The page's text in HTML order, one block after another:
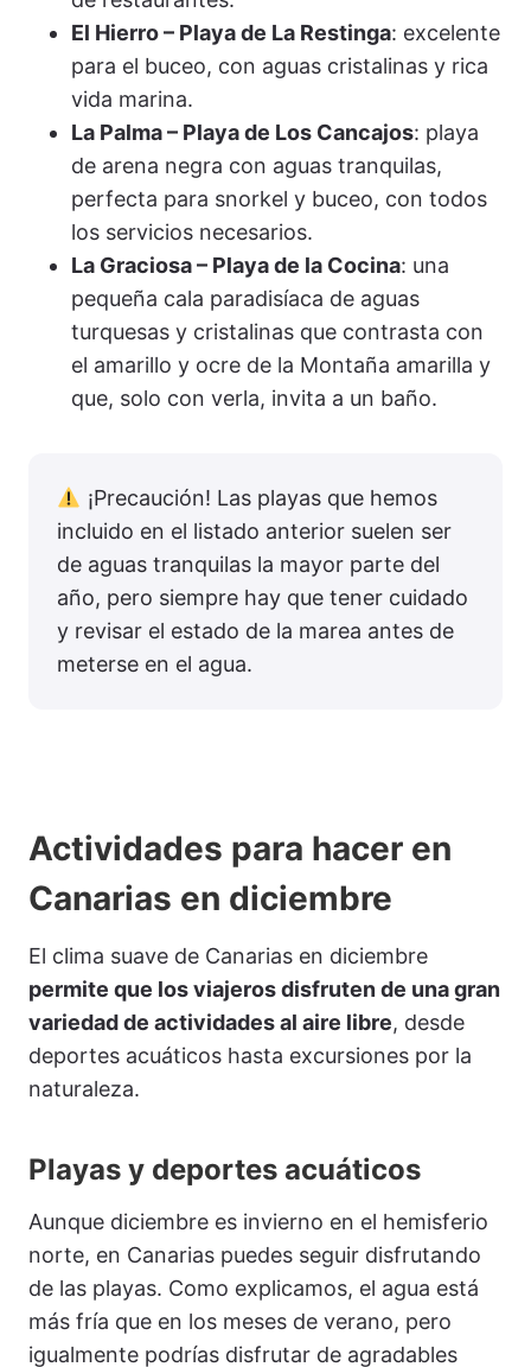
El Hierro – Playa de La Restinga: excelente
para el buceo, con aguas cristalinas y rica
vida marina.
La Palma – Playa de Los Cancajos: playa
de arena negra con aguas tranquilas,
perfecta para snorkel y buceo, con todos
los servicios necesarios.
La Graciosa – Playa de la Cocina: una
pequeña cala paradisíaca de aguas
turquesas y cristalinas que contrasta con
el amarillo y ocre de la Montaña amarilla y
que, solo con verla, invita a un baño.
¡Precaución! Las playas que hemos
incluido en el listado anterior suelen ser
de aguas tranquilas la mayor parte del
año, pero siempre hay que tener cuidado
y revisar el estado de la marea antes de
meterse en el agua.
Actividades para hacer en
Canarias en diciembre
El clima suave de Canarias en diciembre
permite que los viajeros disfruten de una gran
variedad de actividades al aire libre, desde
deportes acuáticos hasta excursiones por la
naturaleza.
Playas y deportes acuáticos
Aunque diciembre es invierno en el hemisferio
norte, en Canarias puedes seguir disfrutando
de las playas. Como explicamos, el agua está
más fría que en los meses de verano, pero
igualmente podrías disfrutar de agradables